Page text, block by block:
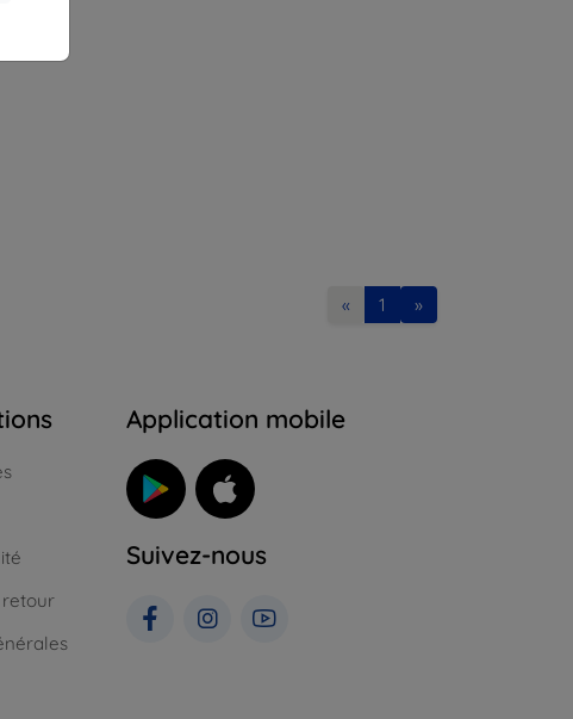
« 1 »
retour
Application mobile
Suivez-nous